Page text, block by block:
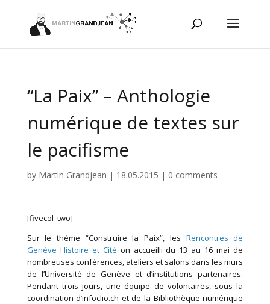
“La Paix” – Anthologie
numérique de textes sur
le pacifisme
by Martin Grandjean | 18.05.2015 | 0 comments
[fivecol_two]
Sur le thème “Construire la Paix”, les Rencontres de
Genève Histoire et Cité on accueilli du 13 au 16 mai de
nombreuses conférences, ateliers et salons dans les murs
de l’Université de Genève et d’institutions partenaires.
Pendant trois jours, une équipe de volontaires, sous la
coordination d’infoclio.ch et de la Bibliothèque numérique